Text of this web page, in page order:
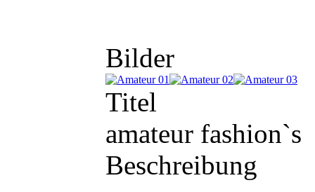
Bilder
Titel
amateur fashion`s
Beschreibung